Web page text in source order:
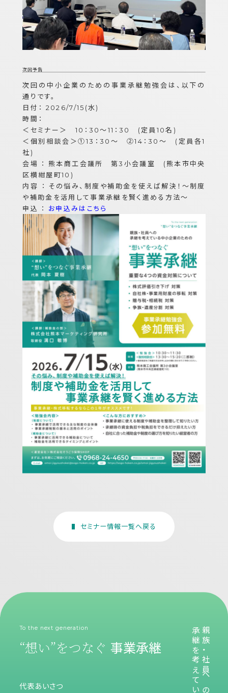
次回予告
次回の中小企業のための事業承継勉強会は、以下の
通りです。
日付： 2026/7/15(水)
時間：
＜セミナー＞ 10：30～11：30 (定員10名)
＜個別相談会＞①13：30～ ②14：30～ (定員各1
社)
会場 ： 熊本商工会議所 第3小会議室 (熊本市中央
区横紺屋町10)
内容 ： その悩み、制度や補助金を使えば解決！～制度
や補助金を活用して事業承継を賢く進める方法～
申込 ：
お申込みはこちら
セミナー情報一覧へ戻る
親族・社員への
To the next generation
“想い”をつなぐ 事業承継
代表あいさつ